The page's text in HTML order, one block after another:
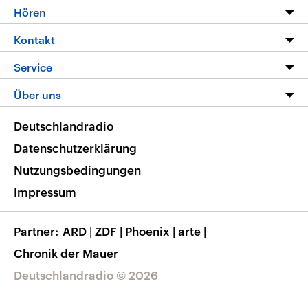
Programm
Die Nachrichten
Nachrichtenleicht
Neue Beiträge auf dlf.de
Hören
Livestream
Podcasts
Deutschlandfunk App
Nachrichten App
Frequenzen
Kontakt
Hörerservice
Service
FAQ
Veranstaltungen
Musikliste
RSS
Über uns
Barrierefreiheit
Deutschlandradio © 2026
Deutschlandradio
Datenschutzerklärung
Nutzungsbedingungen
Impressum
Partner ARD | ZDF | Phoenix | arte |
Chronik der Mauer